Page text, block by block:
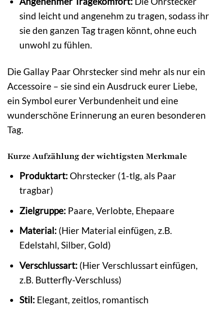
sind leicht und angenehm zu tragen, sodass ihr
sie den ganzen Tag tragen könnt, ohne euch
unwohl zu fühlen.
Die Gallay Paar Ohrstecker sind mehr als nur ein
Accessoire – sie sind ein Ausdruck eurer Liebe,
ein Symbol eurer Verbundenheit und eine
wunderschöne Erinnerung an euren besonderen
Tag.
Kurze Aufzählung der wichtigsten Merkmale
Produktart:Ohrstecker (1-tlg, als Paar
tragbar)
Zielgruppe:Paare, Verlobte, Ehepaare
Material:(Hier Material einfügen, z.B.
Edelstahl, Silber, Gold)
Verschlussart:(Hier Verschlussart einfügen,
z.B. Butterfly-Verschluss)
Stil:Elegant, zeitlos, romantisch